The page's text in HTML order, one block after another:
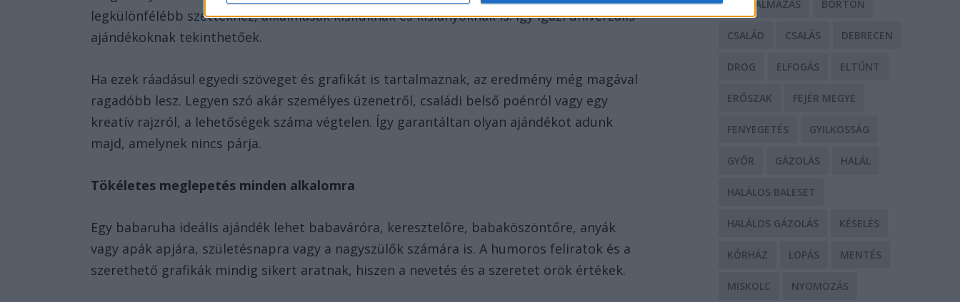
legkülönfélébb szettekhez, alkalmasak kisfiúknak és kislányoknak is. Így igazi univerzális
ajándékoknak tekinthetőek.
Ha ezek ráadásul egyedi szöveget és grafikát is tartalmaznak, az eredmény még magával
ragadóbb lesz. Legyen szó akár személyes üzenetről, családi belső poénról vagy egy
kreatív rajzról, a lehetőségek száma végtelen. Így garantáltan olyan ajándékot adunk
majd, amelynek nincs párja.
Tökéletes meglepetés minden alkalomra
Egy babaruha ideális ajándék lehet babaváróra, keresztelőre, babaköszöntőre, anyák
vagy apák apjára, születésnapra vagy a nagyszülők számára is. A humoros feliratok és a
szerethető grafikák mindig sikert aratnak, hiszen a nevetés és a szeretet örök értékek.
BÁNTALMAZÁS BÖRTÖN
CSALÁD CSALÁS DEBRECEN
DROG ELFOGÁS ELTŰNT
ERŐSZAK FEJÉR MEGYE
FENYEGETÉS GYILKOSSÁG
GYŐR GÁZOLÁS HALÁL
HALÁLOS BALESET
HALÁLOS GÁZOLÁS KÉSELÉS
KÓRHÁZ LOPÁS MENTÉS
MISKOLC NYOMOZÁS